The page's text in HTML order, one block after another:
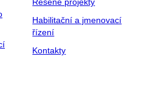
Habilitační a jmenovací
řízení
Kontakty